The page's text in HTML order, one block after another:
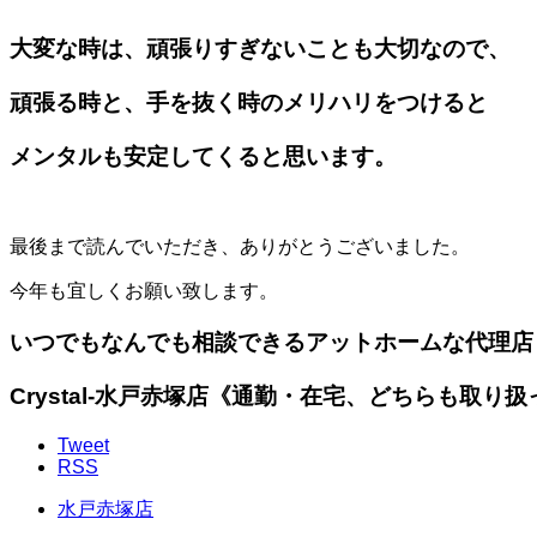
大変な時は、頑張りすぎないことも大切なので、
頑張る時と、手を抜く時のメリハリをつけると
メンタルも安定してくると思います。
最後まで読んでいただき、ありがとうございました。
今年も宜しくお願い致します。
いつでもなんでも相談できるアットホームな代理店
Crystal-水戸赤塚店《通勤・在宅、どちらも取り扱
Tweet
RSS
水戸赤塚店